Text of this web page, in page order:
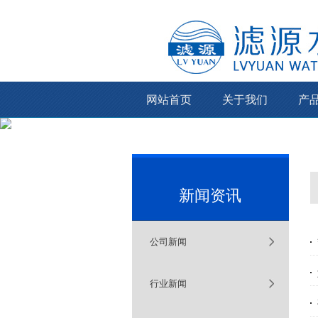
网站首页 关于我们 产
新闻资讯
公司新闻
行业新闻